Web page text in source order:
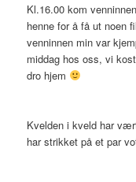
Kl.16.00 kom
henne for å få ut noen
venninnen min var
middag hos oss, vi
dro hjem
Kvelden i kveld har
har strikket på et par